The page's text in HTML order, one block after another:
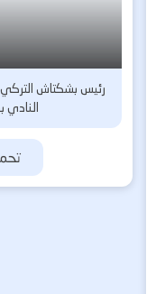
رئيس بشكتاش
النادي